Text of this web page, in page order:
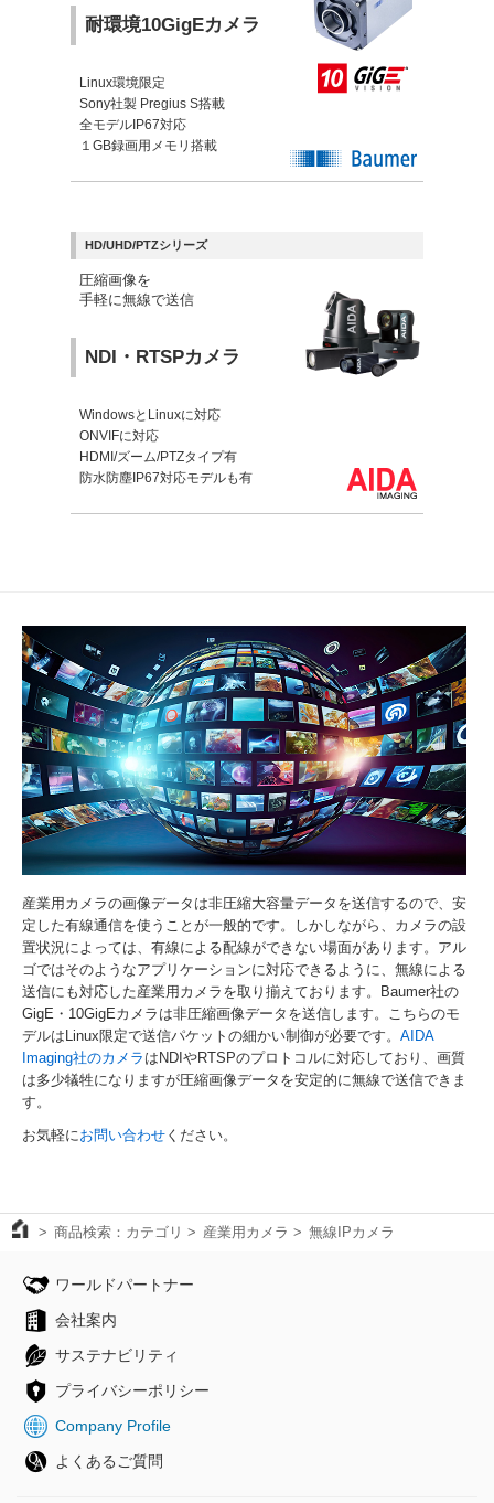
耐環境10GigEカメラ
Linux環境限定
Sony社製 Pregius S搭載
全モデルIP67対応
１GB録画用メモリ搭載
HD/UHD/PTZシリーズ
圧縮画像を
手軽に無線で送信
NDI・RTSPカメラ
WindowsとLinuxに対応
ONVIFに対応
HDMI/ズーム/PTZタイプ有
防水防塵IP67対応モデルも有
産業用カメラの画像データは非圧縮大容量データを送信するので、安
定した有線通信を使うことが一般的です。しかしながら、カメラの設
置状況によっては、有線による配線ができない場面があります。アル
ゴではそのようなアプリケーションに対応できるように、無線による
送信にも対応した産業用カメラを取り揃えております。Baumer社の
GigE・10GigEカメラは非圧縮画像データを送信します。こちらのモ
デルはLinux限定で送信パケットの細かい制御が必要です。 AIDA
Imaging社のカメラ はNDIやRTSPのプロトコルに対応しており、画質
は多少犠牲になりますが圧縮画像データを安定的に無線で送信できま
す。
お気軽にお問い合わせ ください。
商品検索：カテゴリ 産業用カメラ 無線IPカメラ
ワールドパートナー
会社案内
サステナビリティ
プライバシーポリシー
Company Profile
よくあるご質問